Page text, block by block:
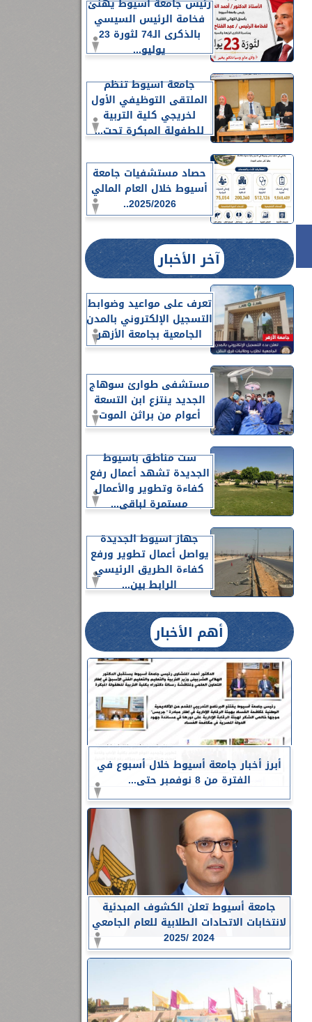
رئيس جامعة أسيوط يهنئ
فخامة الرئيس السيسي
بالذكرى الـ74 لثورة 23
يوليو...
جامعة أسيوط تنظم
الملتقى التوظيفي الأول
لخريجي كلية التربية
للطفولة المبكرة تحت...
حصاد مستشفيات جامعة
أسيوط خلال العام المالي
2025/2026..
آخر الأخبار
تعرف على مواعيد وضوابط
التسجيل الإلكتروني بالمدن
الجامعية بجامعة الأزهر
مستشفى طوارئ سوهاج
الجديد ينتزع ابن التسعة
أعوام من براثن الموت
ست مناطق بأسيوط
الجديدة تشهد أعمال رفع
كفاءة وتطوير والأعمال
مستمرة لباقي...
جهاز أسيوط الجديدة
يواصل أعمال تطوير ورفع
كفاءة الطريق الرئيسي
الرابط بين...
أهم الأخبار
أبرز أخبار جامعة أسيوط خلال أسبوع في
الفترة من 8 نوفمبر حتى...
جامعة أسيوط تعلن الكشوف المبدئية
لانتخابات الاتحادات الطلابية للعام الجامعي
2024 /2025